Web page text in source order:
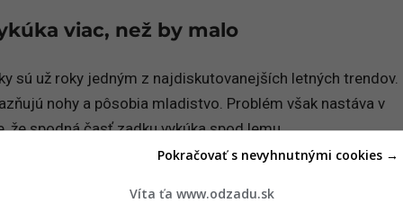
viac, než by malo
sú už roky jedným z najdiskutovanejších letných trendov.
nohy a pôsobia mladistvo. Problém však nastáva v
že spodná časť zadku vykúka spod lemu.
Víta ťa www.odzadu.sk
Pokračovať s nevyhnutnými cookies →